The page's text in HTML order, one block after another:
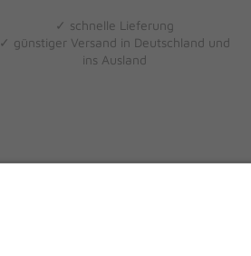
✓ schnelle Lieferung
✓ günstiger Versand in Deutschland und
ins Ausland